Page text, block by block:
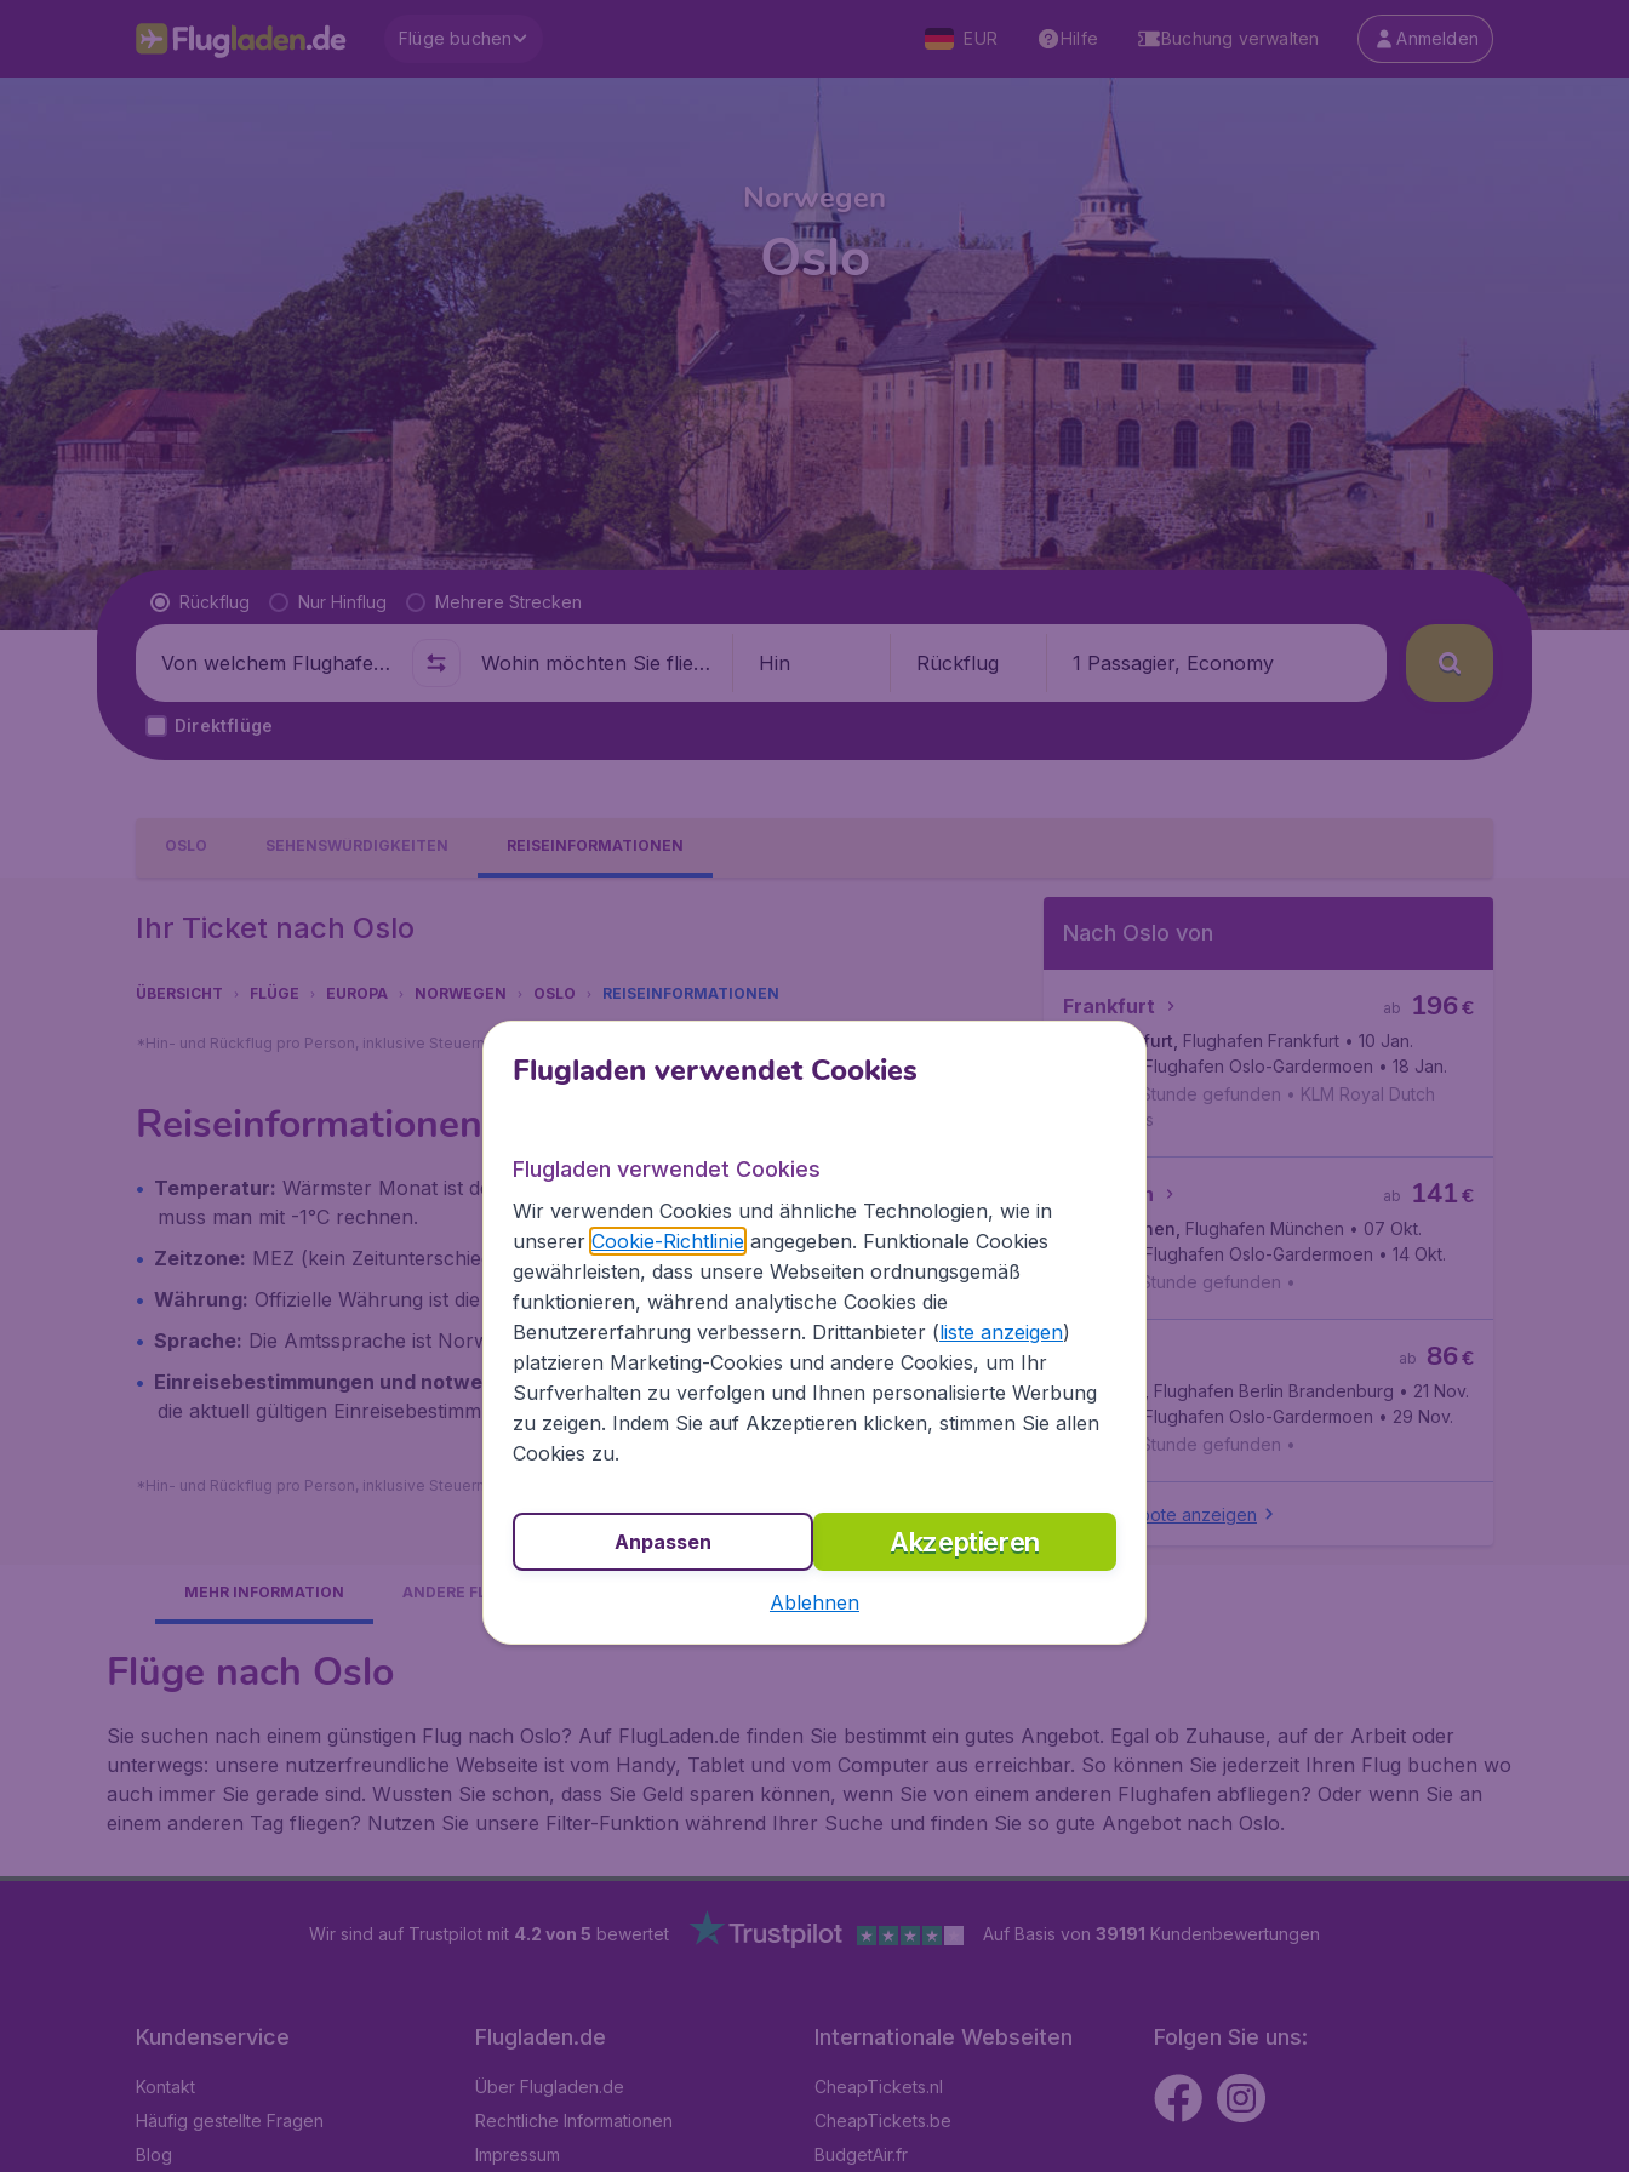
Flüge buchen EUR Hilfe Buchung verwalten Anmelden
Norwegen
Oslo
Flugtyp
Rückflug Nur Hinflug Mehrere Strecken
Abflug von Wohin Hin Rückflug 1 Passagier, Economy
Direktflüge
OSLO SEHENSWÜRDIGKEITEN REISEINFORMATIONEN
Ihr Ticket nach Oslo
ÜBERSICHT FLÜGE EUROPA NORWEGEN OSLO REISEINFORMATIONEN
*Hin- und Rückflug pro Person, inklusive Steuern, exklusive € 19,99 Buchungsgebühr.
Reiseinformationen über Oslo
Temperatur: Wärmster Monat ist der Juli mit durchschnittlich 20°C, in den Wintermonaten
muss man mit -1°C rechnen.
Zeitzone: MEZ (kein Zeitunterschied).
Währung: Offizielle Währung ist die Norwegische Krone.
Sprache: Die Amtssprache ist Norwegisch.
Einreisebestimmungen und notwendige Reisedokumente: Bitte informieren Sie sich über
die aktuell gültigen Einreisebestimmungen bei der betreffenden Landesvertretung.
*Hin- und Rückflug pro Person, inklusive Steuern, exklusive € 19,99 Buchungsgebühr.
Nach Oslo von
Frankfurt €
196
ab
Frankfurt Flughafen Frankfurt • 10 Jan.
Flughafen Oslo-Gardermoen • 18 Jan.
Vor 1 Stunde gefunden • KLM Royal Dutch
Airlines
München €
141
ab
München Flughafen München • 07 Okt.
Flughafen Oslo-Gardermoen • 14 Okt.
Vor 1 Stunde gefunden •
€
86
ab
Flughafen Berlin Brandenburg • 21 Nov.
Oslo
Flughafen Oslo-Gardermoen • 29 Nov.
Vor 1 Stunde gefunden •
Alle Angebote anzeigen
MEHR INFORMATION ANDERE FLÜGE
Flüge nach Oslo
Sie suchen nach einem günstigen Flug nach Oslo? Auf FlugLaden.de finden Sie bestimmt ein gutes Angebot. Egal ob Zuhause, auf der Arbeit oder
unterwegs: unsere nutzerfreundliche Webseite ist vom Handy, Tablet und vom Computer aus erreichbar. So können Sie jederzeit Ihren Flug buchen wo
auch immer Sie gerade sind. Wussten Sie schon, dass Sie Geld sparen können, wenn Sie von einem anderen Flughafen abfliegen? Oder wenn Sie an
einem anderen Tag fliegen? Nutzen Sie unsere Filter-Funktion während Ihrer Suche und finden Sie so gute Angebot nach Oslo.
Wir sind auf Trustpilot mit 4.2 von 5 bewertet Auf Basis von 39191 Kundenbewertungen
Kundenservice
Kontakt
Häufig gestellte Fragen
Blog
Flugladen.de
Über Flugladen.de
Rechtliche Informationen
Impressum
Internationale Webseiten
CheapTickets.nl
CheapTickets.be
BudgetAir.fr
Folgen Sie uns:
Flugladen verwendet Cookies
Flugladen verwendet Cookies
Wir verwenden Cookies und ähnliche Technologien, wie in
unserer Cookie-Richtlinieangegeben. Funktionale Cookies
gewährleisten, dass unsere Webseiten ordnungsgemäß
funktionieren, während analytische Cookies die
Benutzererfahrung verbessern. Drittanbieter (liste anzeigen)
platzieren Marketing-Cookies und andere Cookies, um Ihr
Surfverhalten zu verfolgen und Ihnen personalisierte Werbung
zu zeigen. Indem Sie auf Akzeptieren klicken, stimmen Sie allen
Cookies zu.
Akzeptieren
Anpassen
Ablehnen